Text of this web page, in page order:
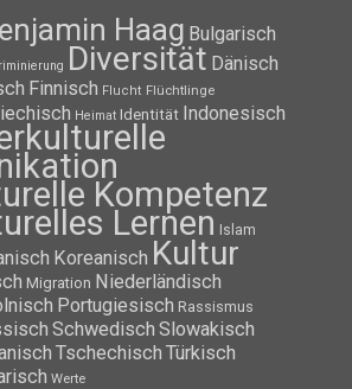
Haag Bulgarisch
Diversität Dänisch
Finnisch Flucht Flüchtlinge
Heimat Identität Indonesisch
Kompetenz
Lernen Islam
Koreanisch Kultur
Migration Niederländisch
Portugiesisch Rassismus
Schwedisch Slowakisch
Tschechisch Türkisch
Werte